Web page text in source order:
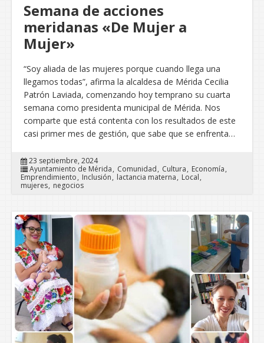
Semana de acciones
meridanas «De Mujer a
Mujer»
“Soy aliada de las mujeres porque cuando llega una
llegamos todas”, afirma la alcaldesa de Mérida Cecilia
Patrón Laviada, comenzando hoy temprano su cuarta
semana como presidenta municipal de Mérida. Nos
comparte que está contenta con los resultados de este
casi primer mes de gestión, que sabe que se enfrenta…
23 septiembre, 2024
Ayuntamiento de Mérida
Comunidad Cultura
Economía
Emprendimiento
Inclusión lactancia materna
Local
mujeres negocios